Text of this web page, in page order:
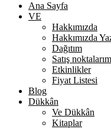
Ana Sayfa
VE
Hakkımızda
Hakkımızda
Dağıtım
Satış
Etkinlikler
Fiyat Listesi
Blog
Dükkân
Ve Dükkân
Kitaplar